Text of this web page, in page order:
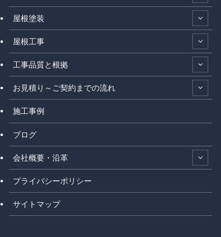
屋根塗装
屋根工事
工事品質と根拠
お見積り～ご契約までの流れ
施工事例
ブログ
会社概要・沿革
プライバシーポリシー
サイトマップ